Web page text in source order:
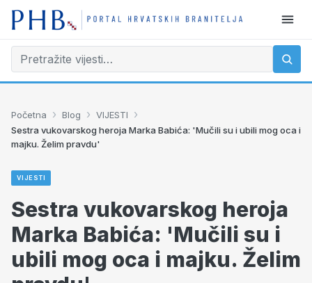
Početna › Blog › VIJESTI ›
Sestra vukovarskog heroja Marka Babića: 'Mučili su i ubili mog oca i
majku. Želim pravdu'
VIJESTI
Sestra vukovarskog heroja
Marka Babića: 'Mučili su i
ubili mog oca i majku. Želim